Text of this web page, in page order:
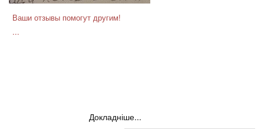
Ваши отзывы помогут другим!
...
Докладніше...